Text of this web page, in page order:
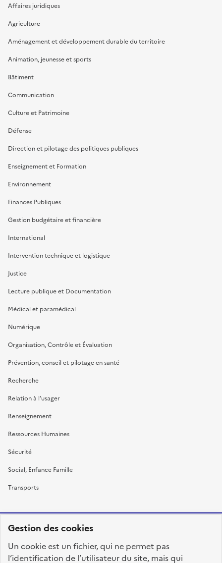
Gestion des cookies
Un cookie est un fichier, qui ne permet pas
l’identification de l’utilisateur du site, mais qui
Affaires juridiques
Agriculture
Aménagement et développement durable du territoire
Animation, jeunesse et sports
Bâtiment
Communication
Culture et Patrimoine
Défense
Direction et pilotage des politiques publiques
Enseignement et Formation
Environnement
Finances Publiques
Gestion budgétaire et financière
International
Intervention technique et logistique
Justice
Lecture publique et Documentation
Médical et paramédical
Numérique
Organisation, Contrôle et Évaluation
Prévention, conseil et pilotage en santé
Recherche
Relation à l’usager
Renseignement
Ressources Humaines
Sécurité
Social, Enfance Famille
Transports
FRANÇAISE